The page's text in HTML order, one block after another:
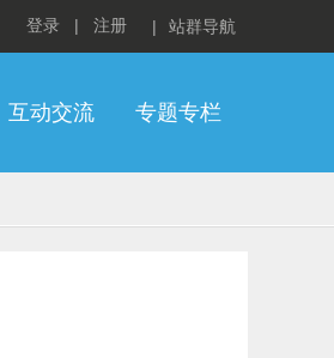
登录 | 注册 | 站群导航
互动交流 专题专栏